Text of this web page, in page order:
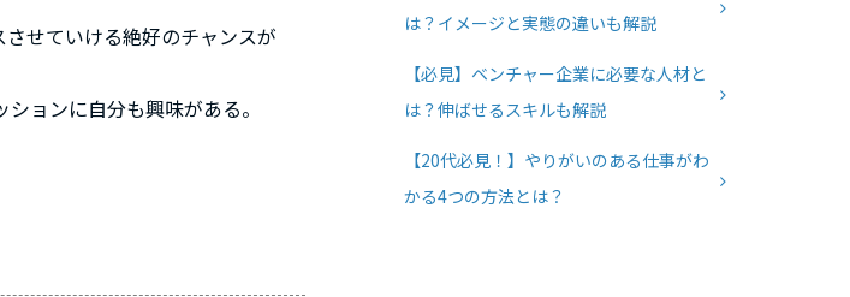
せていける絶好のチャンスが
ョンに自分も興味がある。
は？イメージと実態の違いも解説
【必見】ベンチャー企業に必要な人材と
は？伸ばせるスキルも解説
【20代必見！】やりがいのある仕事がわ
かる4つの方法とは？